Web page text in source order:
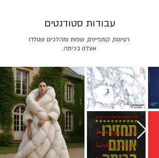
רעיונות, קמפיינים, שפות ומהלכים שנולדו
אצלנו בכיתה.
עבודות סטודנטים